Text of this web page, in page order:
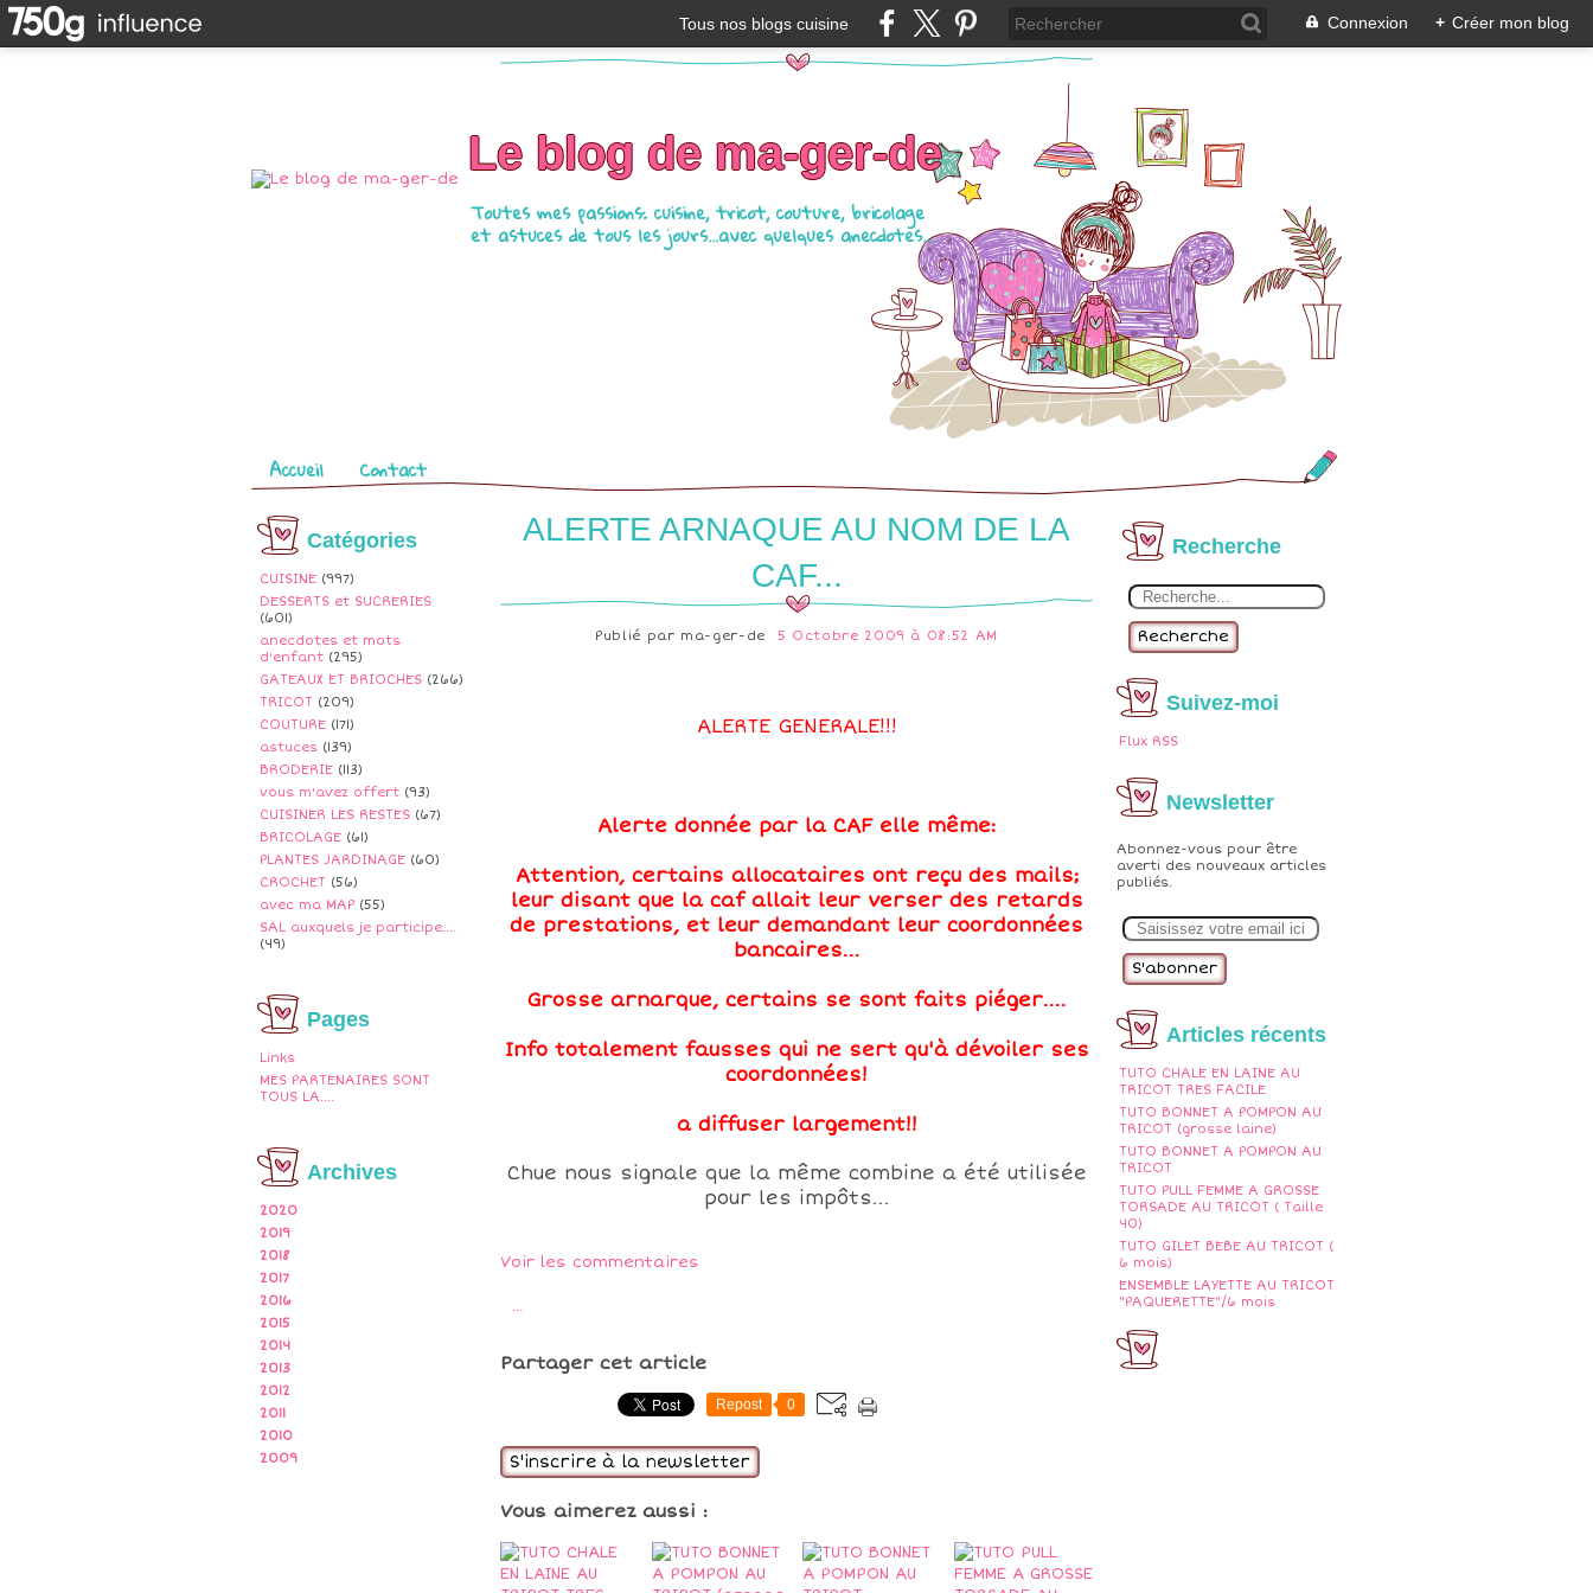
Tous nos blogs cuisine Connexion + Créer mon blog
Le blog de ma-ger-de
Toutes mes passions: cuisine, tricot, couture, bricolage
et astuces de tous les jours...avec quelques anecdotes...
Pages
Accueil Contact
Catégories
CUISINE (997)
DESSERTS et SUCRERIES
(601)
anecdotes et mots
d'enfant (295)
GATEAUX ET BRIOCHES (266)
TRICOT (209)
COUTURE (171)
astuces (139)
BRODERIE (113)
vous m'avez offert (93)
CUISINER LES RESTES (67)
BRICOLAGE (61)
PLANTES JARDINAGE (60)
CROCHET (56)
avec ma MAP (55)
SAL auxquels je participe....
(49)
Pages
Links
MES PARTENAIRES SONT
TOUS LA....
Archives
2020
2019
2018
2017
2016
2015
2014
2013
2012
2011
2010
2009
Recherche
Recherche
Suivez-moi
Flux RSS
Newsletter
Abonnez-vous pour être
averti des nouveaux articles
publiés.
m
Articles récents
TUTO CHALE EN LAINE AU
TRICOT TRES FACILE
TUTO BONNET A POMPON AU
TRICOT (grosse laine)
TUTO BONNET A POMPON AU
TRICOT
TUTO PULL FEMME A GROSSE
TORSADE AU TRICOT ( Taille
40)
TUTO GILET BEBE AU TRICOT (
6 mois)
ENSEMBLE LAYETTE AU TRICOT
"PAQUERETTE"/6 mois
ALERTE ARNAQUE AU NOM DE LA
CAF...
Publié par ma-ger-de 5 Octobre 2009 à 08:52 AM
ALERTE GENERALE!!!
Alerte donnée par la CAF elle même:
Attention, certains allocataires ont reçu des mails;
leur disant que la caf allait leur verser des retards
de prestations, et leur demandant leur coordonnées
bancaires...
Grosse arnarque, certains se sont faits piéger....
Info totalement fausses qui ne sert qu'à dévoiler ses
coordonnées!
a diffuser largement!!
Chue nous signale que la même combine a été utilisée
pour les impôts...
Voir les commentaires
…
Partager cet article
Repost 0
S'inscrire à la newsletter
Vous aimerez aussi :